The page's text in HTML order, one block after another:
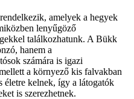
amelyek a hegyek
lenyűgöző
találkozhatunk. A Bükk
hanem a
számára is igazi
a környező kis falvakban
életre kelnek, így a látogatók
is szerezhetnek.